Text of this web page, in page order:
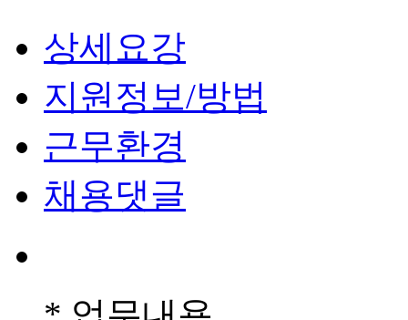
상세요강
지원정보/방법
근무환경
채용댓글